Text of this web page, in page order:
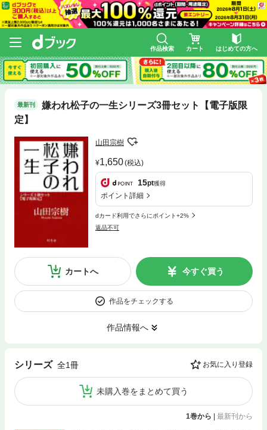
作品検索 カート はじめての方へ
最新刊
嫌われ松子の一生シリーズ3冊セット【電子版限
定】
山田宗樹
1,650(税込)
15pt獲得
ポイント詳細
dカード利用でさらにポイント+2%
返品不可
カートへ 今すぐ買う
作品をチェックする
作品情報へ
シリーズ 全1冊 お気に入り登録
未購入巻をまとめて買う
1巻から 最新刊から